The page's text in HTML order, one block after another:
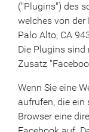
("Plugins") des
welches von der
Palo Alto, CA
Die Plugins sind
Zusatz
Wenn Sie eine
aufrufen, die ein
Browser eine